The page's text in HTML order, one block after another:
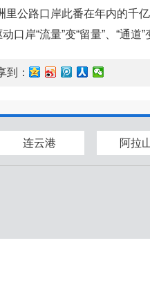
里公路口岸此番在年内的千
口岸“流量”变“留量”、“通道
到：
连云港 阿拉